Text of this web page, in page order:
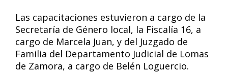
Las capacitaciones estuvieron a cargo de la
Secretaría de Género local, la Fiscalía 16, a
cargo de Marcela Juan, y del Juzgado de
Familia del Departamento Judicial de Lomas
de Zamora, a cargo de Belén Loguercio.